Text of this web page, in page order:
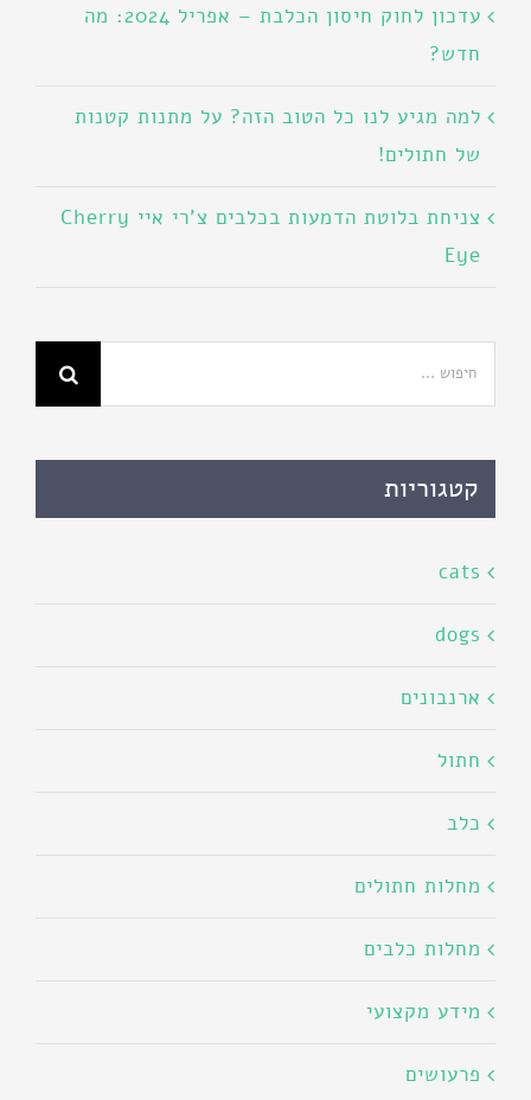
עדכון לחוק חיסון הכלבת – אפריל 2024: מה
חדש?
למה מגיע לנו כל הטוב הזה? על מתנות קטנות
של חתולים!
צניחת בלוטת הדמעות בכלבים צ'רי איי Cherry
Eye
קטגוריות
cats
dogs
ארנבונים
חתול
כלב
מחלות חתולים
מחלות כלבים
מידע מקצועי
פרעושים